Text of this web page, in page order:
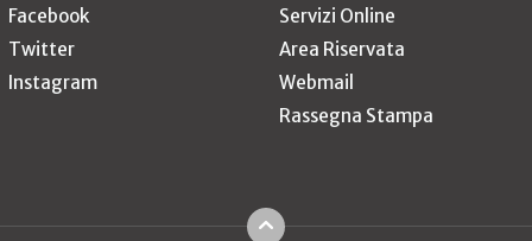
Facebook
Twitter
Instagram
Servizi Online
Area Riservata
Webmail
Rassegna Stampa